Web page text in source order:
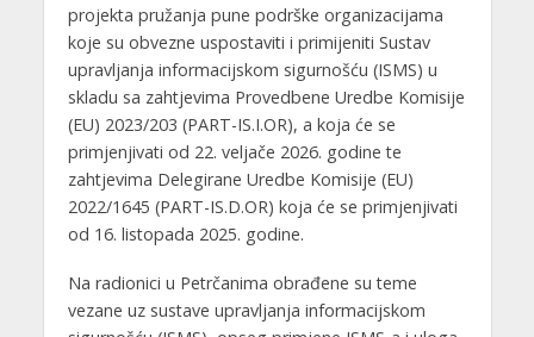
projekta pružanja pune podrške organizacijama
koje su obvezne uspostaviti i primijeniti Sustav
upravljanja informacijskom sigurnošću (ISMS) u
skladu sa zahtjevima Provedbene Uredbe Komisije
(EU) 2023/203 (PART-IS.I.OR), a koja će se
primjenjivati od 22. veljače 2026. godine te
zahtjevima Delegirane Uredbe Komisije (EU)
2022/1645 (PART-IS.D.OR) koja će se primjenjivati
od 16. listopada 2025. godine.
Na radionici u Petrčanima obrađene su teme
vezane uz sustave upravljanja informacijskom